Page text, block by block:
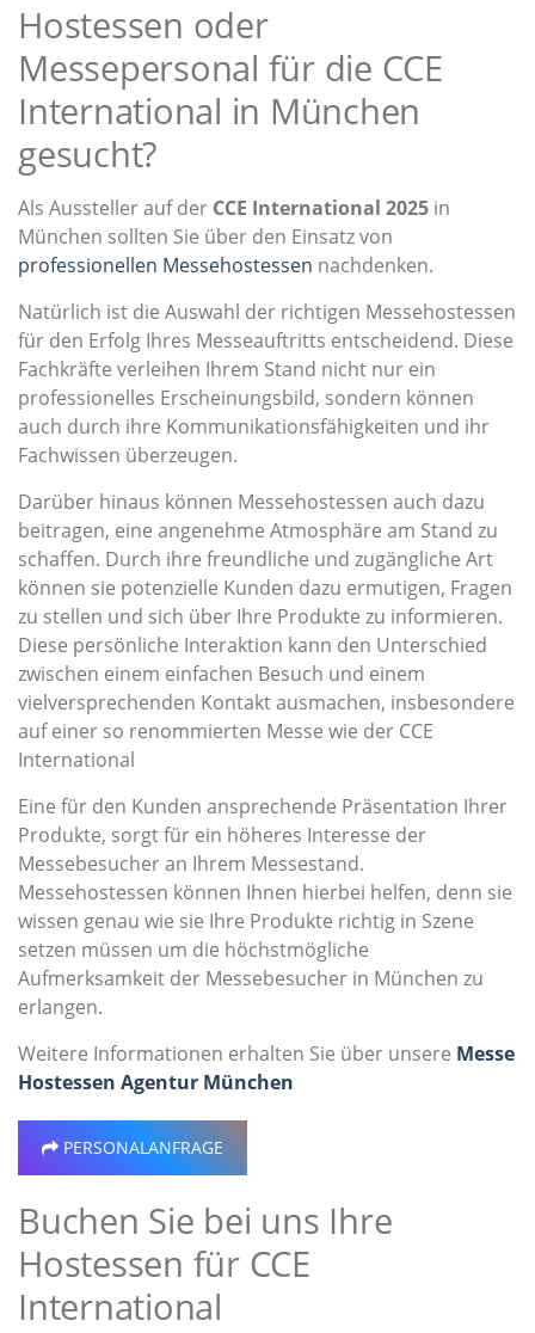
Hostessen oder
Messepersonal für die CCE
International in München
gesucht?
Als Aussteller auf der CCE International 2025 in
München sollten Sie über den Einsatz von
professionellen Messehostessen nachdenken.
Natürlich ist die Auswahl der richtigen Messehostessen
für den Erfolg Ihres Messeauftritts entscheidend. Diese
Fachkräfte verleihen Ihrem Stand nicht nur ein
professionelles Erscheinungsbild, sondern können
auch durch ihre Kommunikationsfähigkeiten und ihr
Fachwissen überzeugen.
Darüber hinaus können Messehostessen auch dazu
beitragen, eine angenehme Atmosphäre am Stand zu
schaffen. Durch ihre freundliche und zugängliche Art
können sie potenzielle Kunden dazu ermutigen, Fragen
zu stellen und sich über Ihre Produkte zu informieren.
Diese persönliche Interaktion kann den Unterschied
zwischen einem einfachen Besuch und einem
vielversprechenden Kontakt ausmachen, insbesondere
auf einer so renommierten Messe wie der CCE
International
Eine für den Kunden ansprechende Präsentation Ihrer
Produkte, sorgt für ein höheres Interesse der
Messebesucher an Ihrem Messestand.
Messehostessen können Ihnen hierbei helfen, denn sie
wissen genau wie sie Ihre Produkte richtig in Szene
setzen müssen um die höchstmögliche
Aufmerksamkeit der Messebesucher in München zu
erlangen.
Weitere Informationen erhalten Sie über unsere Messe
Hostessen Agentur München
PERSONALANFRAGE
Buchen Sie bei uns Ihre
Hostessen für CCE
International